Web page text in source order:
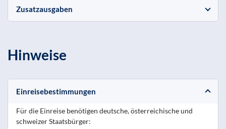
Zusatzausgaben
Hinweise
Einreisebestimmungen
Für die Einreise benötigen deutsche, österreichische und
schweizer Staatsbürger: